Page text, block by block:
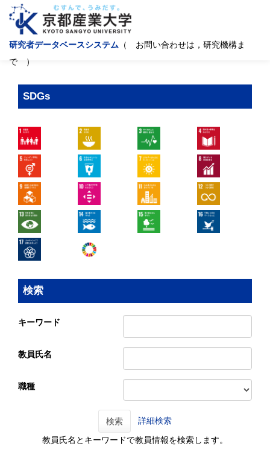
研究者データベースシステム （ お問い合わせは，研究機構ま
で ）
SDGs
検索
キーワード
教員氏名
職種
検索 詳細検索
教員氏名とキーワードで教員情報を検索します。